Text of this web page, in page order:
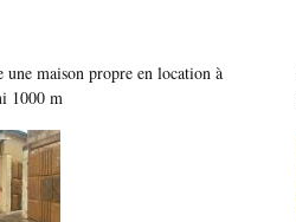
une maison propre en location à
1000 m